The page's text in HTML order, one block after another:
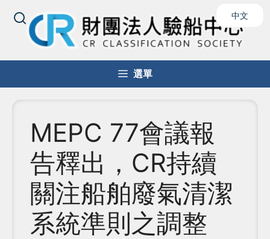
容
中文
選單
MEPC 77會議報
告釋出，CR持續
關注船舶廢氣清潔
系統準則之調整